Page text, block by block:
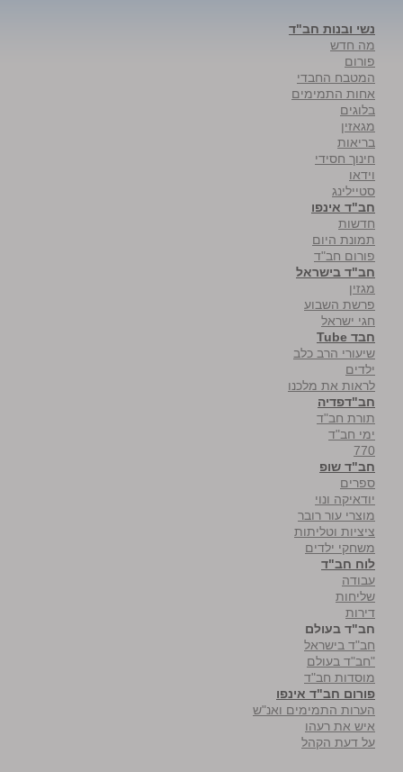
נשי ובנות חב"ד
מה חדש
פורום
המטבח החבדי
אחות התמימים
בלוגים
מגאזין
בריאות
חינוך חסידי
וידאו
סטיילינג
חב"ד אינפו
חדשות
תמונת היום
פורום חב"ד
חב"ד בישראל
מגזין
פרשת השבוע
חגי ישראל
חבד Tube
שיעורי הרב כלב
ילדים
לראות את מלכנו
חב"דפדיה
תורת חב"ד
ימי חב"ד
770
חב"ד שופ
ספרים
יודאיקה ונוי
מוצרי עור רובר
ציציות וטליתות
משחקי ילדים
לוח חב"ד
עבודה
שליחות
דירות
חב"ד בעולם
חב"ד בישראל
"חב"ד בעולם
מוסדות חב"ד
פורום חב"ד אינפו
הערות התמימים ואנ"ש
איש את רעהו
על דעת הקהל